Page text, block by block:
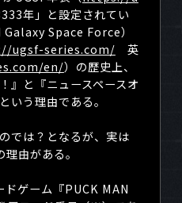
年」と設定されてい
Space Force）
ugsf-series.com/ 英
en/）の歴史上、
』と『ニュースペースオ
いう理由である。
では？となるが、実は
理由がある。
ドゲーム『PUCK MAN